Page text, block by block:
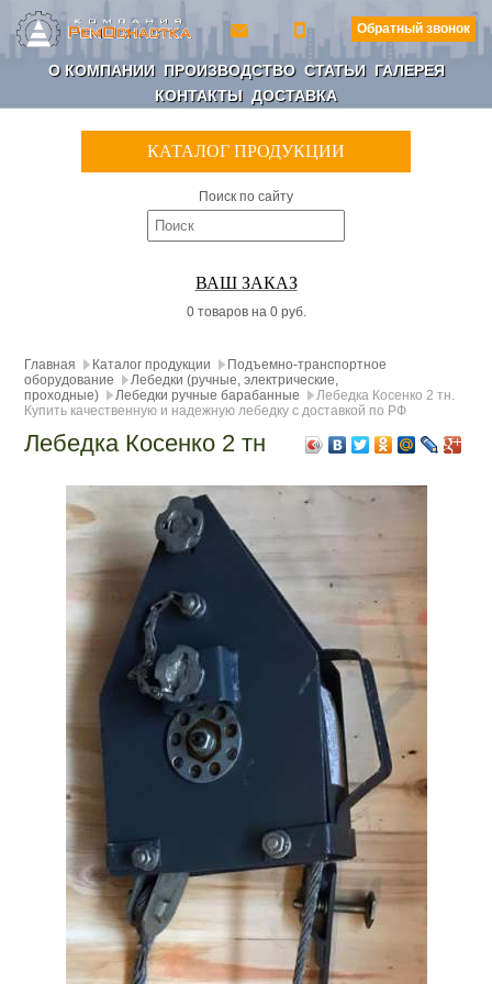
Обратный звонок
О КОМПАНИИ ПРОИЗВОДСТВО СТАТЬИ ГАЛЕРЕЯ
КОНТАКТЫ ДОСТАВКА
КАТАЛОГ ПРОДУКЦИИ
Поиск по сайту
ВАШ ЗАКАЗ
0 товаров на 0 руб.
Главная Каталог продукции
Подъемно-транспортное
оборудование
Лебедки (ручные, электрические,
проходные)
Лебедки ручные барабанные
Лебедка Косенко 2 тн.
Купить качественную и надежную лебедку с доставкой по РФ
Лебедка Косенко 2 тн